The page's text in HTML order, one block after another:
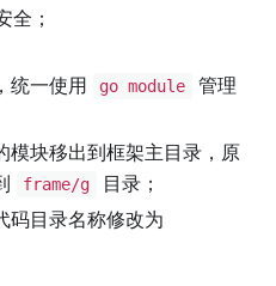
全；
统一使用 go module
管理
模块移出到框架主目录，原
frame/g
目录；
码目录名称修改为